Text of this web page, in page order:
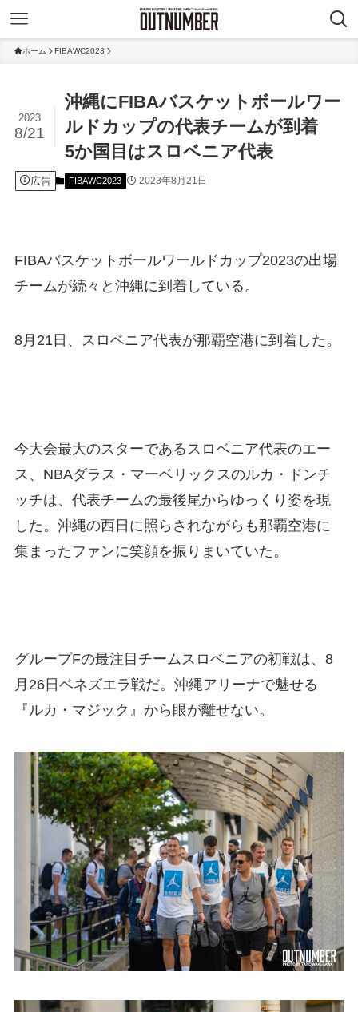
ホーム FIBAWC2023
沖縄にFIBAバスケットボールワー
ルドカップの代表チームが到着
5か国目はスロベニア代表
2023
8/21
広告 FIBAWC2023 2023年8月21日
FIBAバスケットボールワールドカップ2023の出場
チームが続々と沖縄に到着している。
8月21日、スロベニア代表が那覇空港に到着した。
今大会最大のスターであるスロベニア代表のエー
ス、NBAダラス・マーベリックスのルカ・ドンチ
ッチは、代表チームの最後尾からゆっくり姿を現
した。沖縄の西日に照らされながらも那覇空港に
集まったファンに笑顔を振りまいていた。
グループFの最注目チームスロベニアの初戦は、8
月26日ベネズエラ戦だ。沖縄アリーナで魅せる
『ルカ・マジック』から眼が離せない。